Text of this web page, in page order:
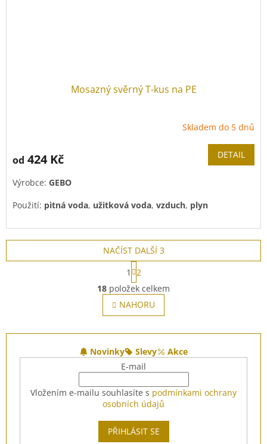
Mosazný svěrný T-kus na PE
Skladem do 5 dnů
od 424 Kč DETAIL
Výrobce: GEBO
Použití: pitná voda, užitková voda, vzduch, plyn
O
v
l
á
c
í
p
r
v
k
y
v
ý
NAČÍST DALŠÍ 3
S
t
r
á
n
k
v
á
n
í
1
2
18 položek celkem
NAHORU
Novinky Slevy
Akce
E-mail
Vložením e-mailu souhlasíte s podmínkami ochrany
osobních údajů
PŘIHLÁSIT SE